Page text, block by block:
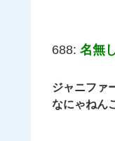
688: 名無
ジャニファ
なにゃねん